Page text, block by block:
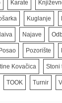
Karate
Kuglanje
Najave
Posao Pozorište
Kovačica Stoni
TOOK Turnir